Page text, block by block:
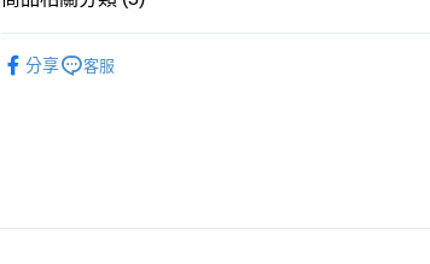
台灣樂天信用卡公司
全盈+PAY
分享 客服